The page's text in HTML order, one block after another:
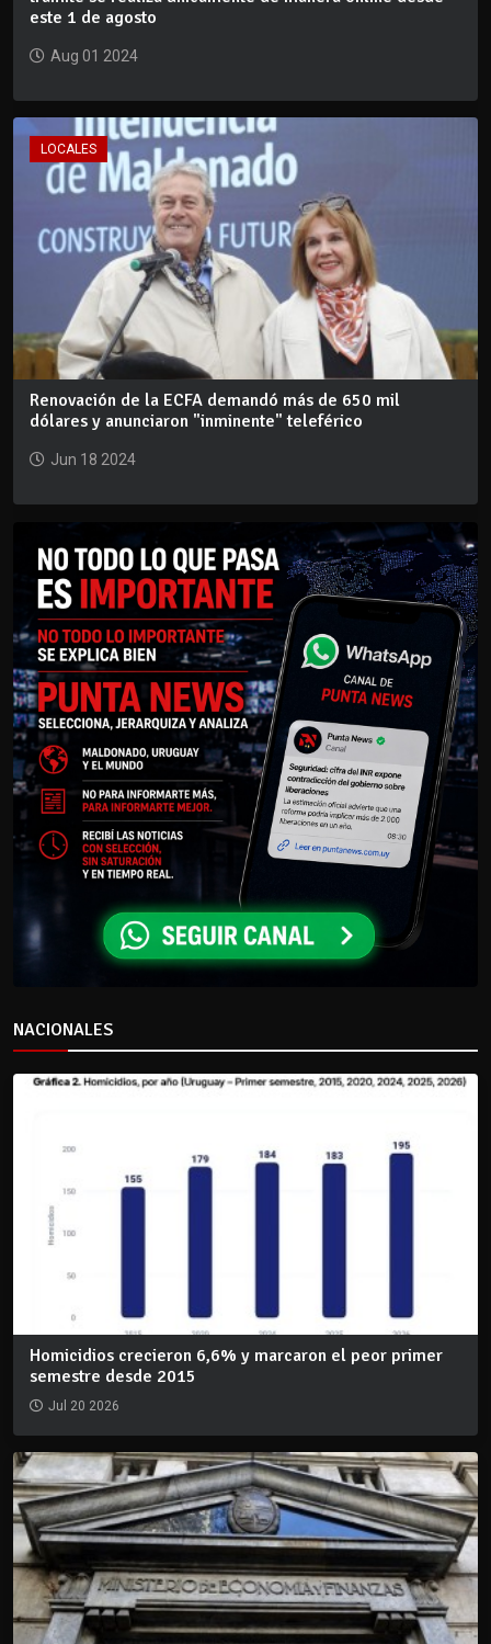
este 1 de agosto
Aug 01 2024
LOCALES
Renovación de la ECFA demandó más de 650 mil
dólares y anunciaron "inminente" teleférico
Jun 18 2024
NACIONALES
Homicidios crecieron 6,6% y marcaron el peor primer
semestre desde 2015
Jul 20 2026